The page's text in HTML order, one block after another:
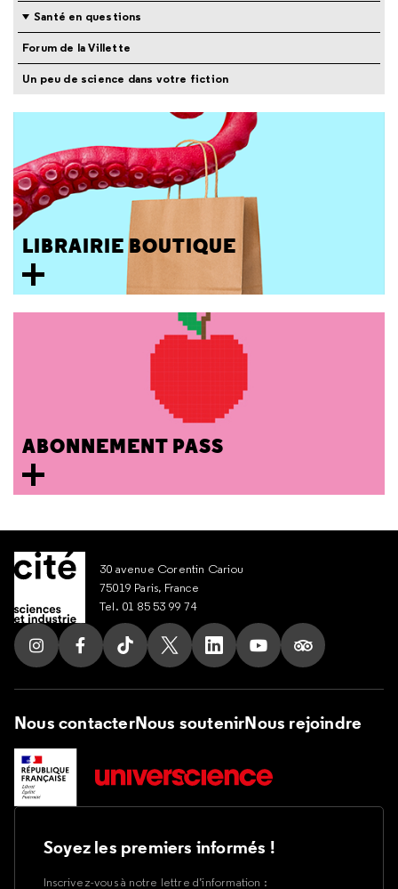
Santé en questions
Forum de la Villette
Un peu de science dans votre fiction
LIBRAIRIE BOUTIQUE
ABONNEMENT PASS
30 avenue Corentin Cariou
75019 Paris, France
Tel. 01 85 53 99 74
Suivez nous sur Instagram
Suivez nous sur Facebook
Suivez nous sur Tik Tok
Suivez nous sur X
Suivez nous sur LinkedIn
Suivez nous sur
Suivez nous
Nous contacterNous soutenirNous rejoindre
Soyez les premiers informés !
Inscrivez-vous à notre lettre d’information :